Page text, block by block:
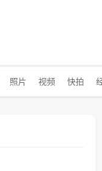
照片 视频 快拍